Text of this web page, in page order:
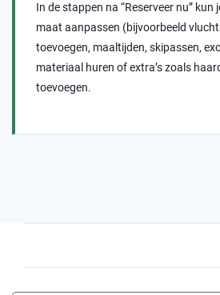
In de stappen na “Reserveer nu” kun
maat aanpassen (bijvoorbeeld
toevoegen, maaltijden, skipassen,
materiaal huren of extra’s zoals
toevoegen.